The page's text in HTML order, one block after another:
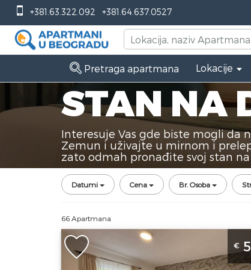
+381.63.322.092 +381.64.637.0527
STAN NA
Interesuje Vas gde biste mogli da
Zemun i uživajte u mirnom i
zato odmah pronađite svoj stan
Pretraga apartmana Lokacije
Datumi Cena Br. Osoba
66 Apartmana
Dvosoban Apartman Angela
Beograd Zemun je lepo uredjen
dan u Zemunu
€